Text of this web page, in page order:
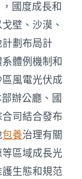
國度成長和
壁、沙漠、
劃布局計
體例機制和
風電光伏成
辦公廳、國
司結合發布
包養治理有關
區域成長光
生態和規范